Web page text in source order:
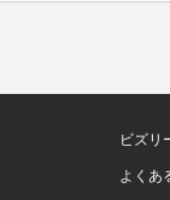
ビズリ
よくあ